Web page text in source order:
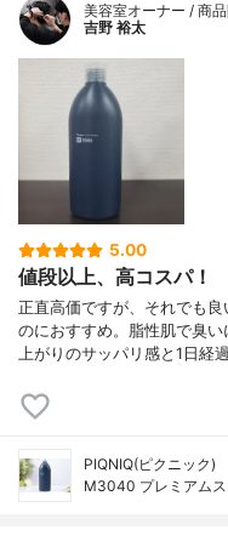
美容室オーナー / 商
吉野 裕太
5.00
値段以上、高コスパ！
正直高価ですが、それでも
のにおすすめ。脂性肌で臭
上がりのサッパリ感と1日経
PIQNIQ(ピクニック)
M3040 プレミアム